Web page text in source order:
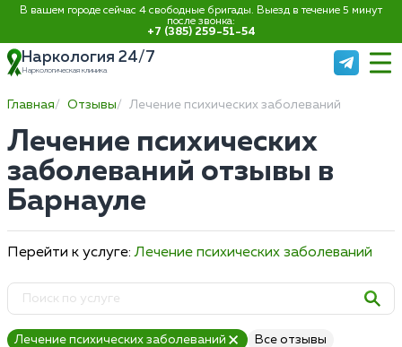
В вашем городе сейчас 4 свободные бригады. Выезд в течение 5 минут
после звонка:
+7 (385) 259-51-54
Наркология 24/7
Наркологическая клиника
Главная Отзывы Лечение психических заболеваний
Лечение психических
заболеваний отзывы в
Барнауле
Перейти к услуге:Лечение психических заболеваний
Лечение психических заболеваний
Все отзывы